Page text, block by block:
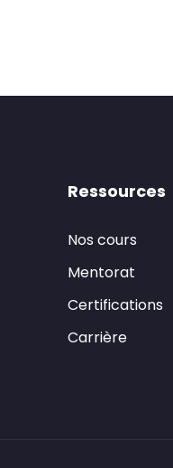
Ressources
Nos cours
Mentorat
Certifications
Carrière